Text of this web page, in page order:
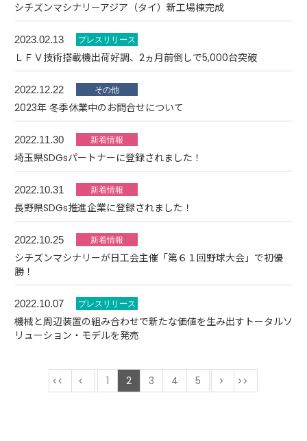
シチズンマシナリーアジア（タイ）新工場棟完成
2023.02.13
ＬＦＶ技術搭載機出荷好調、2ヵ月前倒しで5,000台突破
2022.12.22
2023年 冬季休業中のお問合せについて
2022.11.30
埼玉県SDGsパートナーに登録されました！
2022.10.31
長野県SDGs推進企業に登録されました！
2022.10.25
シチズンマシナリーが日工会主催「第６１回野球大会」で初優
勝！
2022.10.07
機械と周辺装置の組み合わせで新たな価値を生み出すトータルソ
リューション・モデルを発売
最初 前1 2 3 4 5 次